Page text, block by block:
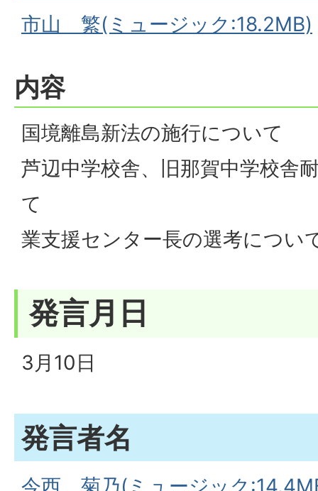
市山 繁(ミュージック:18.2MB)
内容
国境離島新法の施行について
芦辺中学校舎、旧那賀中学校舎
て 壱
業支援センター長の選考につい
発言月日
3月10日
発言者名